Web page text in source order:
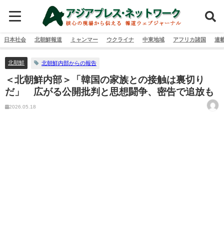
日本社会 北朝鮮報道 ミャンマー ウクライナ 中東地域 アフリカ諸国 連
北朝鮮 北朝鮮内部からの報告
＜北朝鮮内部＞「韓国の家族との接触は裏切り
だ」 広がる公開批判と思想闘争、密告で追放も
2026.05.18